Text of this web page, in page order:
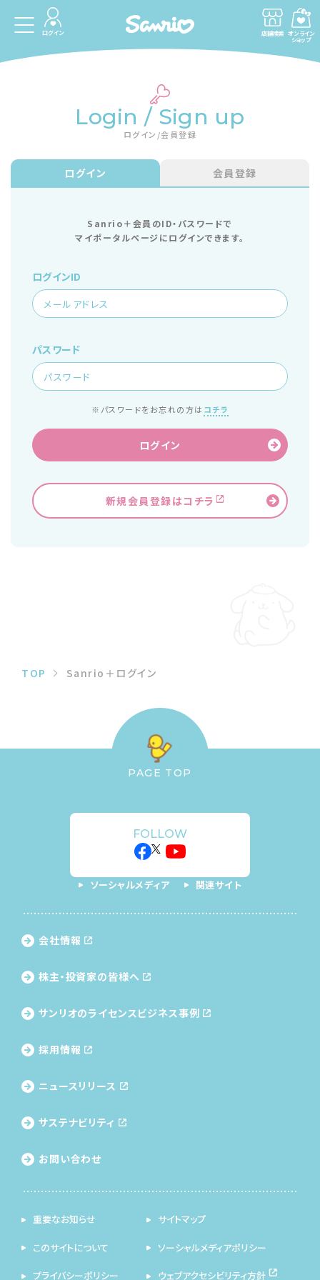
ログイン 店舗検索 オンライン
ショップ
Login / Sign up
ログイン/会員登録
ログイン 会員登録
Sanrio＋会員のID・パスワードで
マイポータルページにログインできます。
ログインID
パスワード
※パスワードをお忘れの方は コチラ
ログイン
新規会員登録はコチラ
TOP Sanrio＋ログイン
PAGE TOP
FOLLOW
ソーシャルメディア 関連サイト
会社情報
株主・投資家の皆様へ
サンリオのライセンス ビジネス事例
採用情報
ニュースリリース
サステナビリティ
お問い合わせ
重要なお知らせ サイトマップ
このサイトについて ソーシャルメディアポリシー
プライバシーポリシー ウェブアクセシビリティ方針